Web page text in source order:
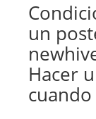
un
Hacer